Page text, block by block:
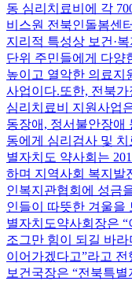
동 심리치료비에 각
비스원 전북인돌봄센
지리적 특성상 보건·
단위 주민들에게 다양
높이고 열악한 의료지
사업이다.또한, 전북
심리치료비 지원사업
동장애, 정서불안장애
동에게 심리검사 및
별자치도 약사회는
하며 지역사회 복지발
인복지관협회에 성금
인들이 따뜻한 겨울을
별자치도약사회장은
조그만 힘이 되길 바
이어가겠다고”라고
보건국장은 “전북특